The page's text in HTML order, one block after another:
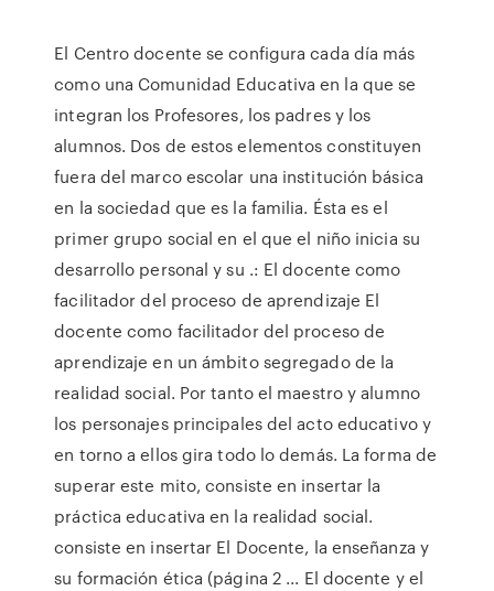
El Centro docente se configura cada día más
como una Comunidad Educativa en la que se
integran los Profesores, los padres y los
alumnos. Dos de estos elementos constituyen
fuera del marco escolar una institución básica
en la sociedad que es la familia. Ésta es el
primer grupo social en el que el niño inicia su
desarrollo personal y su .: El docente como
facilitador del proceso de aprendizaje El
docente como facilitador del proceso de
aprendizaje en un ámbito segregado de la
realidad social. Por tanto el maestro y alumno
los personajes principales del acto educativo y
en torno a ellos gira todo lo demás. La forma de
superar este mito, consiste en insertar la
práctica educativa en la realidad social.
consiste en insertar El Docente, la enseñanza y
su formación ética (página 2 ... El docente y el